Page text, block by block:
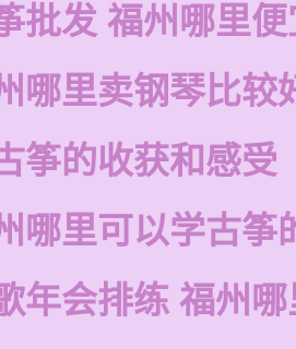
批发 福州哪里
哪里卖钢琴比较
筝的收获和感受
哪里可以学古筝
年会排练 福州